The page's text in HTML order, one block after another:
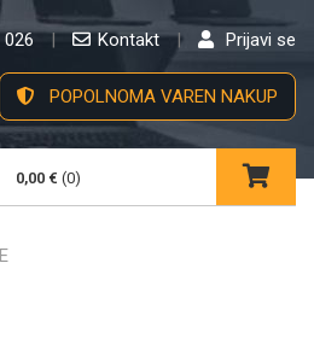
026 Kontakt Prijavi se
POPOLNOMA VAREN NAKUP
0,00 € (0)